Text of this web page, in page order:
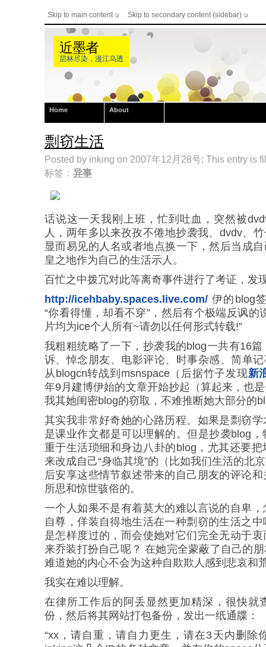
Skip to main content Skip to secondary content (sidebar)
近墨者
层林尽染，漫江乌透
Home About
剽窃生活
Posted by inking on 2007年12月28号; This entry is
标签： 异事
话说这一天我刚上班，忙到吐血，突然被
人，两年多以来孜孜不倦地抄袭我、dvdv、
显而易见的人名或者地点换一下，然后当成
皇之地作为自己的生活示人。
百忙之中拨冗对此等离奇事件进行了考证，发
http://icehbaby.spaces.live.com/ 伊的blog
“你看得懂，却看不穿”，然后有个极端反讽的
片均为ice个人所有~请勿以任何形式转载!”
我粗粗统略了一下，抄袭我的blog一共有16
诉、悼念朋友、电影评论、时事杂感、简单
从blogcn转战到msnspace（后据竹子发现新
年9月建博伊始的文章开始抄起（算起来，也
我其她闺密blog的窃取，不难推断她大部分的
其实我非常好奇她的心路历程。如果是剽窃
是课业作文都是可以理解的。但是抄袭blog
重于生活琐细和身边八卦的blog，尤其还要
来改成自己“身临其境”的（比如我们生活的北
后安享这些情节叙述带来的自己朋友的评论
所思和惊世骇俗的。
一个人如果不是有着莫大的难以言说的自卑
自尊，佯装自得地生活在一种剽窃的生活之
是怎样度过的，而会使她对它们完全无动于
来乔装打扮自己呢？ 在她完全蒙蔽了自己的
难道她的内心不会为这种自欺欺人感到悲哀和
我实在难以理解。
在律所工作后的阿丢显然更加精深，很快就
份，然后将其网站打包备份，发出一纸通牒：
“xx，请自重，请自力更生，请在3天内删除